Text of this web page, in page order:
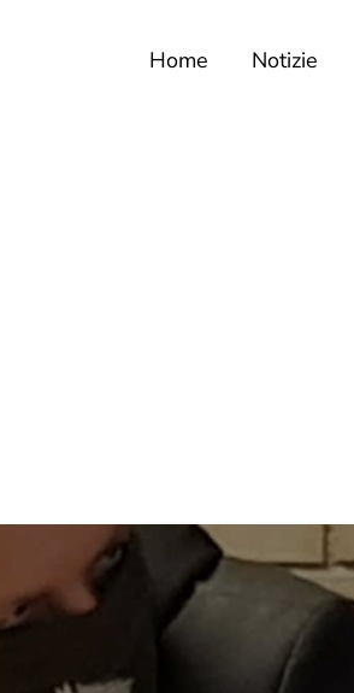
Home Notizie